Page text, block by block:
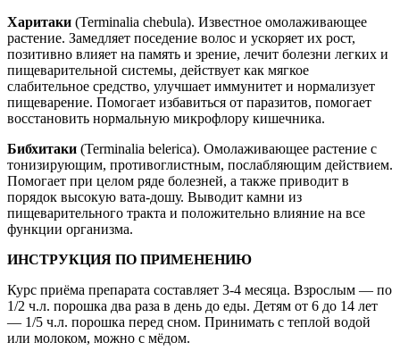
Харитаки (Terminalia chebula). Известное омолаживающее
растение. Замедляет поседение волос и ускоряет их рост,
позитивно влияет на память и зрение, лечит болезни легких и
пищеварительной системы, действует как мягкое
слабительное средство, улучшает иммунитет и нормализует
пищеварение. Помогает избавиться от паразитов, помогает
восстановить нормальную микрофлору кишечника.
Бибхитаки (Terminalia belerica). Омолаживающее растение с
тонизирующим, противоглистным, послабляющим действием.
Помогает при целом ряде болезней, а также приводит в
порядок высокую вата-дошу. Выводит камни из
пищеварительного тракта и положительно влияние на все
функции организма.
ИНСТРУКЦИЯ ПО ПРИМЕНЕНИЮ
Курс приёма препарата составляет 3-4 месяца. Взрослым — по
1/2 ч.л. порошка два раза в день до еды. Детям от 6 до 14 лет
— 1/5 ч.л. порошка перед сном. Принимать с теплой водой
или молоком, можно с мёдом.